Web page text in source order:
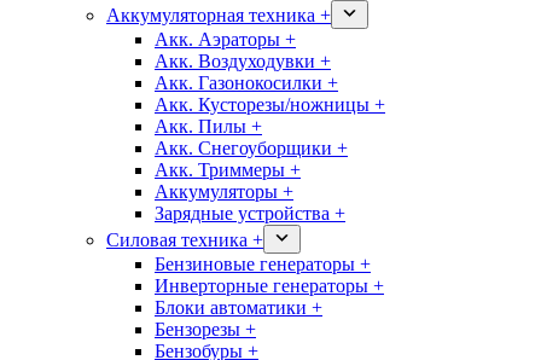
Аккумуляторная техника +
Акк. Аэраторы +
Акк. Воздуходувки +
Акк. Газонокосилки +
Акк. Кусторезы/ножницы +
Акк. Пилы +
Акк. Снегоуборщики +
Акк. Триммеры +
Аккумуляторы +
Зарядные устройства +
Силовая техника +
Бензиновые генераторы +
Инверторные генераторы +
Блоки автоматики +
Бензорезы +
Бензобуры +